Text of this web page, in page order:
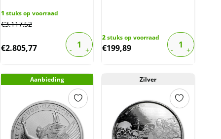
1 stuks op voorraad
€3.117,52
€2.805,77
2stuks op voorraad
€199,89
Aanbieding Zilver